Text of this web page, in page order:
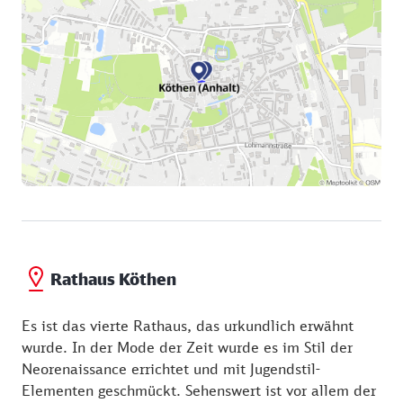
Rathaus Köthen
Es ist das vierte Rathaus, das urkundlich erwähnt
wurde. In der Mode der Zeit wurde es im Stil der
Neorenaissance errichtet und mit Jugendstil-
Elementen geschmückt. Sehenswert ist vor allem der